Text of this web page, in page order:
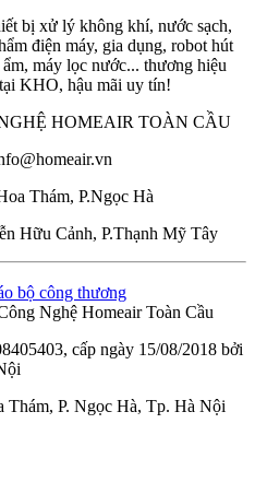
bị xử lý không khí, nước sạch,
điện máy, gia dụng, robot hút
máy lọc nước... thương hiệu
KHO, hậu mãi uy tín!
HOMEAIR TOÀN CẦU
Thám, P.Ngọc Hà
Hữu Cảnh, P.Thạnh Mỹ Tây
Nghệ Homeair Toàn Cầu
cấp ngày 15/08/2018 bởi
Thám, P. Ngọc Hà, Tp. Hà Nội